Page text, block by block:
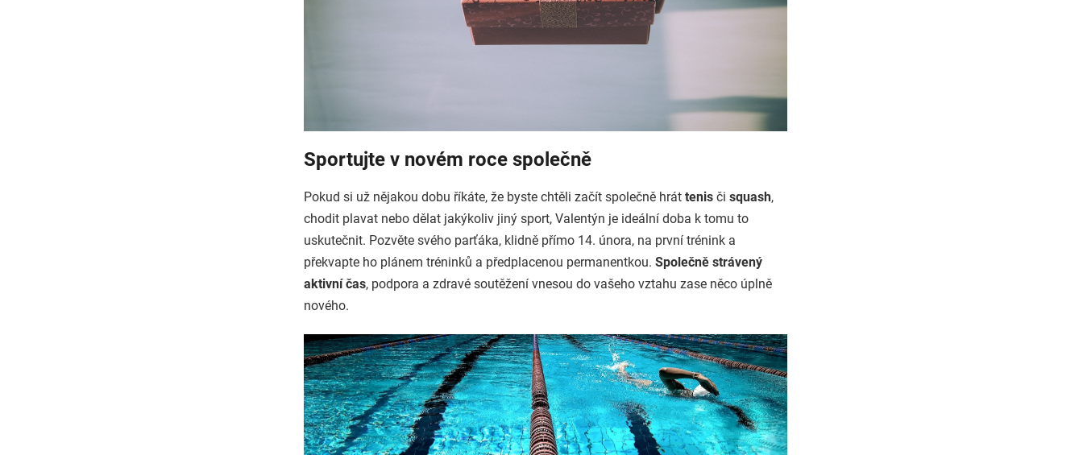
Sportujte v novém roce společně
Pokud si už nějakou dobu říkáte, že byste chtěli začít společně hrát tenis či squash,
chodit plavat nebo dělat jakýkoliv jiný sport, Valentýn je ideální doba k tomu to
uskutečnit. Pozvěte svého parťáka, klidně přímo 14. února, na první trénink a
překvapte ho plánem tréninků a předplacenou permanentkou. Společně strávený
aktivní čas, podpora a zdravé soutěžení vnesou do vašeho vztahu zase něco úplně
nového.